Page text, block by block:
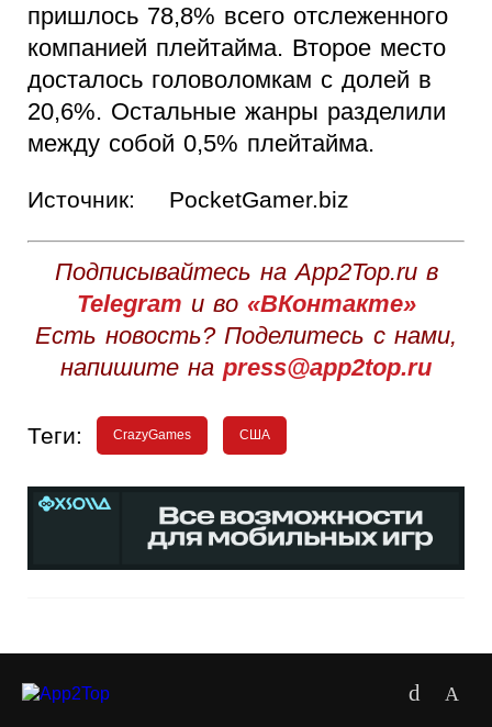
пришлось 78,8% всего отслеженного
компанией плейтайма. Второе место
досталось головоломкам с долей в
20,6%. Остальные жанры разделили
между собой 0,5% плейтайма.
Источник: PocketGamer.biz
Подписывайтесь на App2Top.ru в
Telegram и во «ВКонтакте»
Есть новость? Поделитесь с нами,
напишите на press@app2top.ru
Теги: CrazyGames США